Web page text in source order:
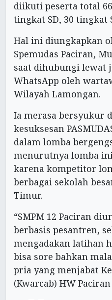
diikuti peserta total
tingkat SD, 30 tingkat
Hal ini diungkapkan
Spemudas Paciran,
saat dihubungi lewat
WhatsApp oleh
Wilayah Lamongan.
Ia merasa bersyukur
kesuksesan
dalam lomba
menurutnya lomba
karena kompetitor
berbagai sekolah
Timur.
“SMPM 12 Paciran
berbasis pesantren,
mengadakan latihan
bisa sore bahkan
pria yang menjabat
(Kwarcab) HW